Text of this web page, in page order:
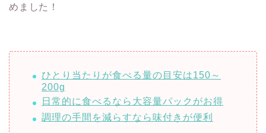
めました！
ひとり当たりが食べる量の目安は150～
200g
日常的に食べるなら大容量パックがお得
調理の手間を減らすなら味付きが便利